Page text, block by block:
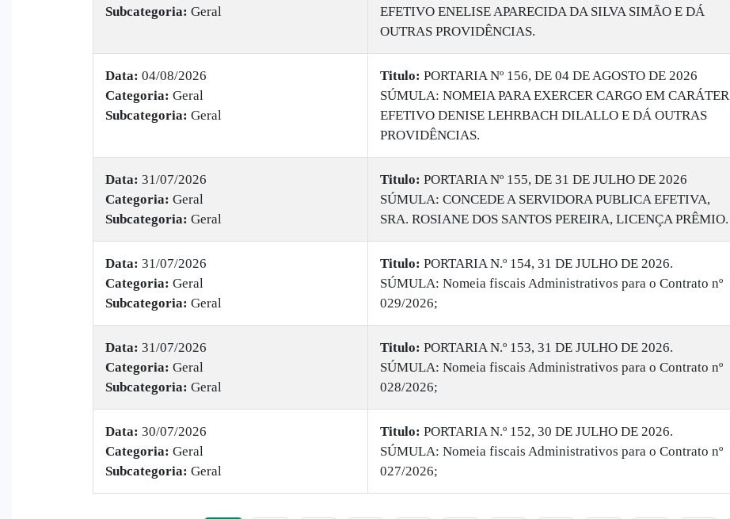
Subcategoria: Geral
EFETIVO ENELISE APARECIDA DA SILVA SIMÃO E DÁ
OUTRAS PROVIDÊNCIAS.
Data: 04/08/2026
Categoria: Geral
Subcategoria: Geral
Titulo: PORTARIA Nº 156, DE 04 DE AGOSTO DE 2026
SÚMULA: NOMEIA PARA EXERCER CARGO EM CARÁTER
EFETIVO DENISE LEHRBACH DILALLO E DÁ OUTRAS
PROVIDÊNCIAS.
Data: 31/07/2026
Categoria: Geral
Subcategoria: Geral
Titulo: PORTARIA Nº 155, DE 31 DE JULHO DE 2026
SÚMULA: CONCEDE A SERVIDORA PUBLICA EFETIVA,
SRA. ROSIANE DOS SANTOS PEREIRA, LICENÇA PRÊMIO.
Data: 31/07/2026
Categoria: Geral
Subcategoria: Geral
Titulo: PORTARIA N.º 154, 31 DE JULHO DE 2026.
SÚMULA: Nomeia fiscais Administrativos para o Contrato nº
029/2026;
Data: 31/07/2026
Categoria: Geral
Subcategoria: Geral
Titulo: PORTARIA N.º 153, 31 DE JULHO DE 2026.
SÚMULA: Nomeia fiscais Administrativos para o Contrato nº
028/2026;
Data: 30/07/2026
Categoria: Geral
Subcategoria: Geral
Titulo: PORTARIA N.º 152, 30 DE JULHO DE 2026.
SÚMULA: Nomeia fiscais Administrativos para o Contrato nº
027/2026;